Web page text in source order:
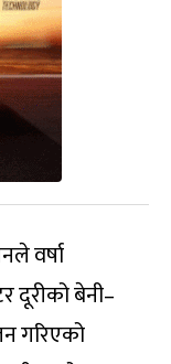
वर्षा
दूरीको बेनी–
गरिएको